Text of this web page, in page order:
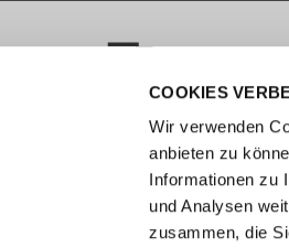
COOKIES
Wir verwenden
anbieten zu
Informationen zu
und Analysen
zusammen, die
Wie können wir helfen?